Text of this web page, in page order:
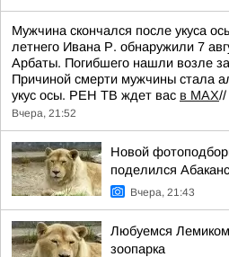
Мужчина скончался после укуса
летнего Ивана Р. обнаружили 7
Арбаты. Погибшего нашли возле
Причиной смерти мужчины стала
укус осы. РЕН ТВ ждет вас в MAX//
Вчера, 21:52
Новой
поделился
Вчера, 21:43
Любуемся Лемиком
зоопарка